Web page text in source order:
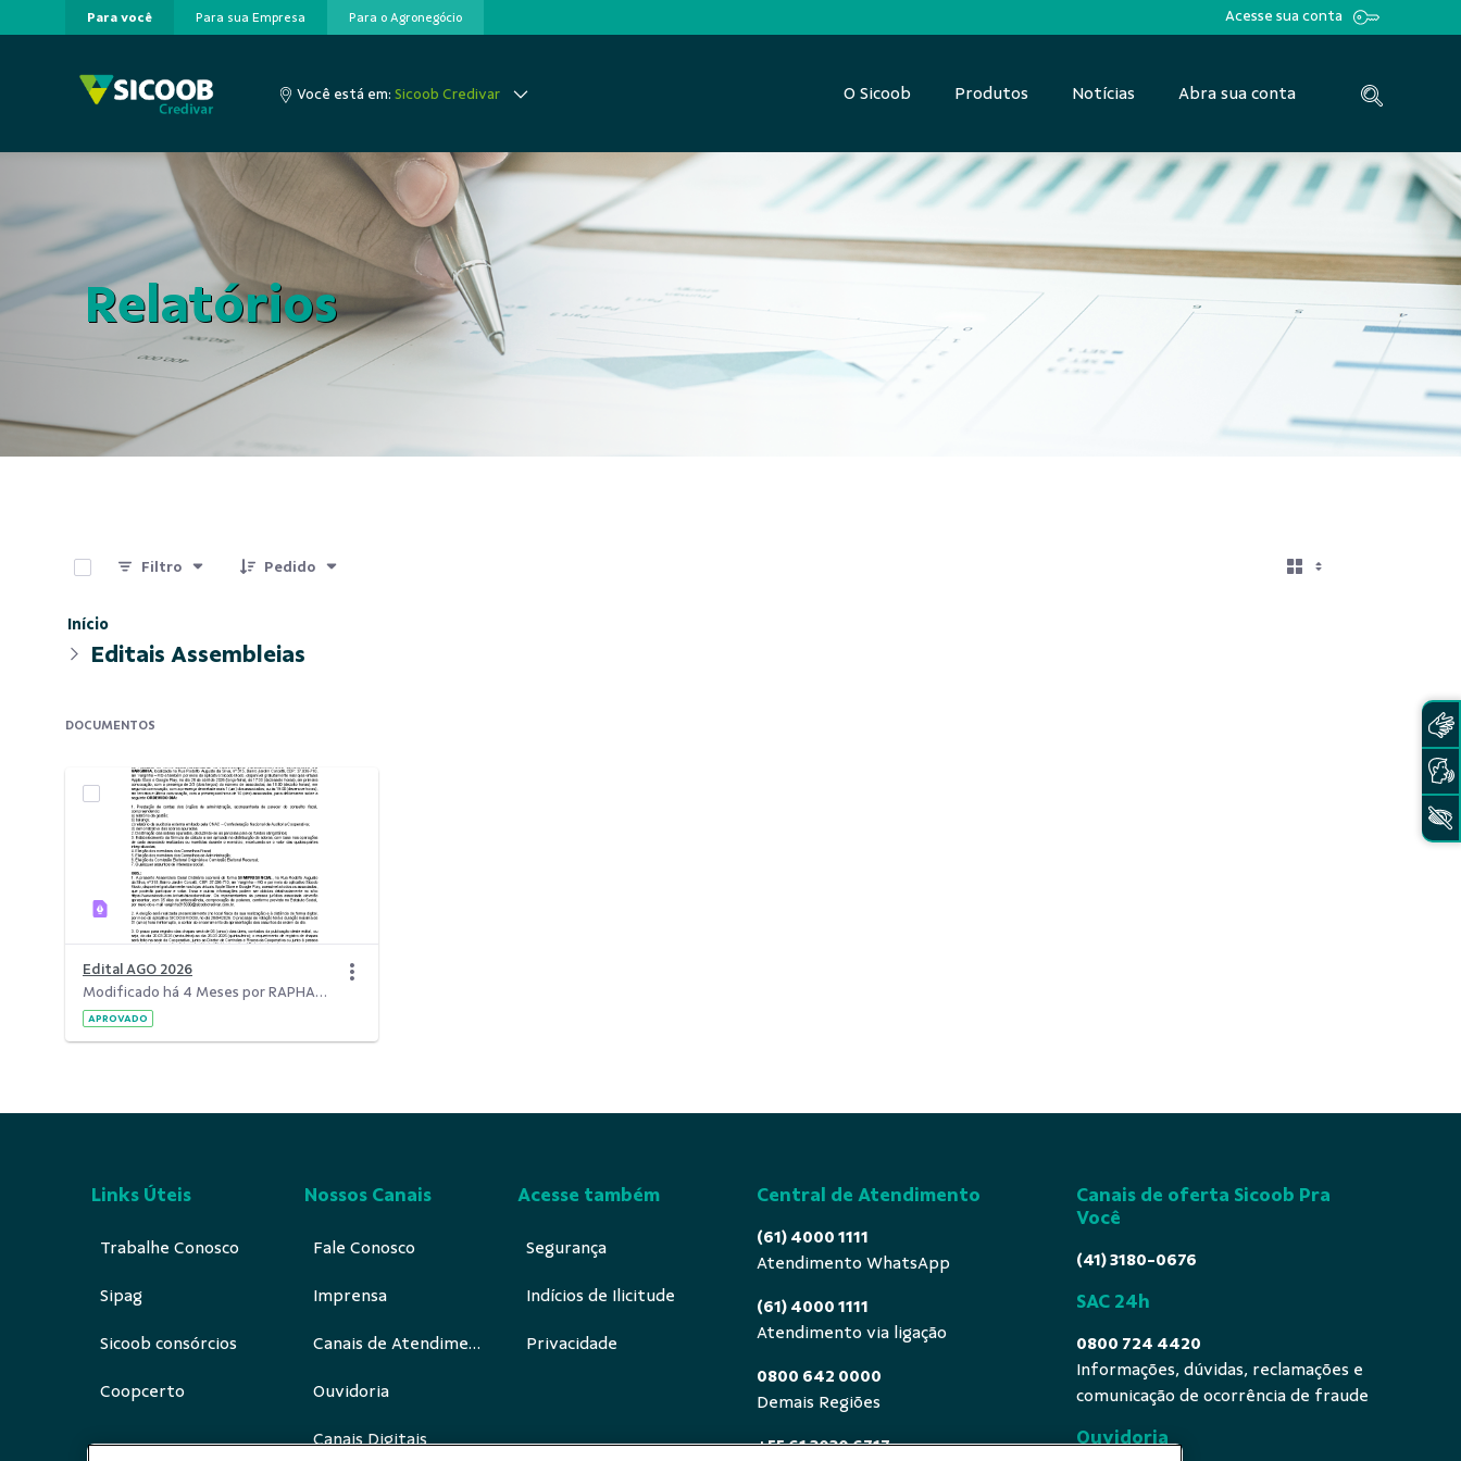
Pular para o Conteúdo principal
Para você Para sua Empresa Para o Agronegócio Acesse sua conta
Você está em: Sicoob Credivar O Sicoob Produtos Notícias Abra sua conta
Relatórios
Filtro Pedido
Início
Editais Assembleias
DOCUMENTOS
Edital AGO 2026
Modificado há 4 Meses por RAPHAEL BISCARO SANTANA.
APROVADO
Links Úteis
Trabalhe Conosco
Sipag
Sicoob consórcios
Coopcerto
Nossos Canais
Fale Conosco
Imprensa
Canais de Atendimento
Ouvidoria
Canais Digitais
Acesse também
Segurança
Indícios de Ilicitude
Privacidade
Central de Atendimento
(61) 4000 1111
Atendimento WhatsApp
(61) 4000 1111
Atendimento via ligação
0800 642 0000
Demais Regiões
+55 61 3030 6717
Canais de oferta Sicoob Pra
Você
(41) 3180-0676
SAC 24h
0800 724 4420
Informações, dúvidas, reclamações e
comunicação de ocorrência de fraude
Ouvidoria